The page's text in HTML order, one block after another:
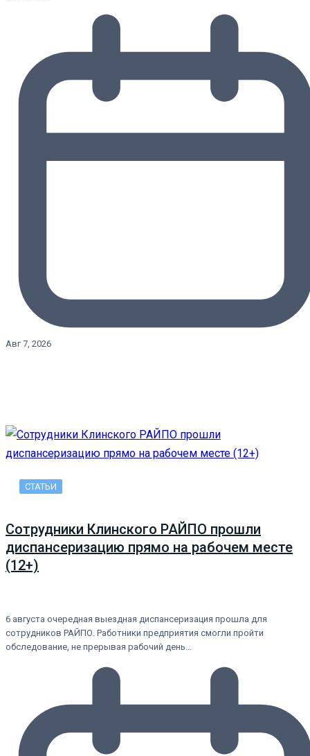
Авг 7, 2026
СТАТЬИ
Сотрудники Клинского РАЙПО прошли
диспансеризацию прямо на рабочем месте
(12+)
6 августа очередная выездная диспансеризация прошла для
сотрудников РАЙПО. Работники предприятия смогли пройти
обследование, не прерывая рабочий день…